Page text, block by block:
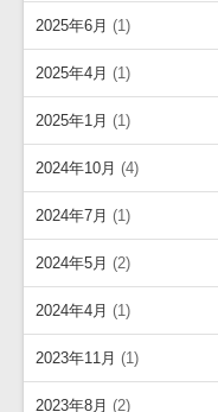
2025年6月 (1)
2025年4月 (1)
2025年1月 (1)
2024年10月 (4)
2024年7月 (1)
2024年5月 (2)
2024年4月 (1)
2023年11月 (1)
2023年8月 (2)